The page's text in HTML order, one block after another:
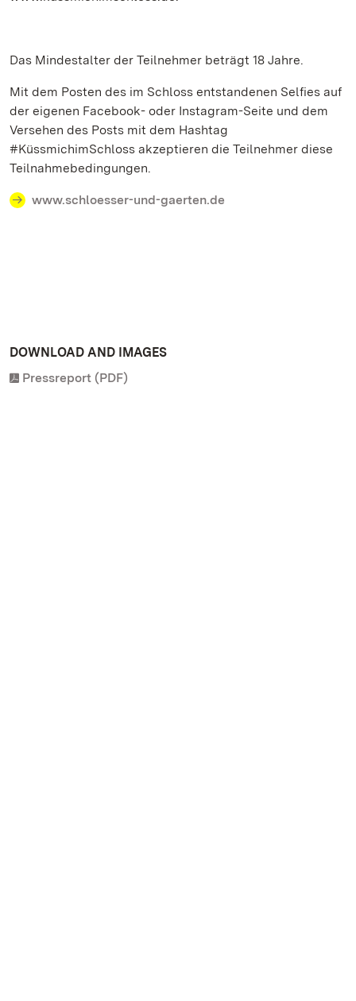
Das Mindestalter der Teilnehmer beträgt 18 Jahre.
Mit dem Posten des im Schloss entstandenen Selfies auf
der eigenen Facebook- oder Instagram-Seite und dem
Versehen des Posts mit dem Hashtag
#KüssmichimSchloss akzeptieren die Teilnehmer diese
Teilnahmebedingungen.
www.schloesser-und-gaerten.de
DOWNLOAD AND IMAGES
Pressreport (PDF)